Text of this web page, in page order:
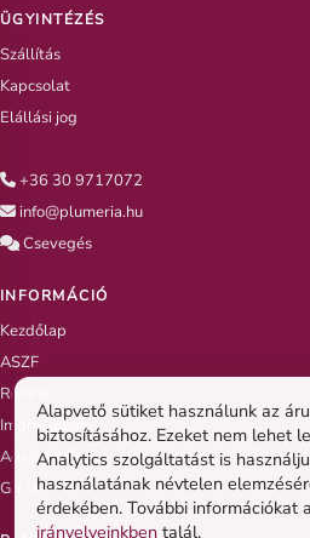
ÜGYINTÉZÉS
Szállítás
Kapcsolat
Elállási jog
+36 30 9717072
info@plumeria.hu
Csevegés
INFORMÁCIÓ
Kezdőlap
ASZF
Rólunk
Impresszum
Adatvédelem
G.Y.I.K
Alapvető sütiket használunk az
biztosításához. Ezeket nem lehet
Analytics szolgáltatást is
használatának névtelen
érdekében. További információkat
irányelveinkben talál.